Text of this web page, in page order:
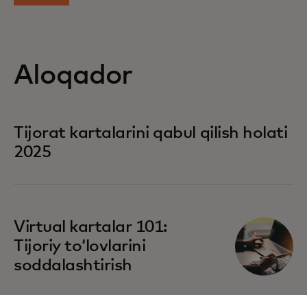
Aloqador
Tijorat kartalarini qabul qilish holati
2025
Virtual kartalar 101:
Tijoriy toʻlovlarini
soddalashtirish